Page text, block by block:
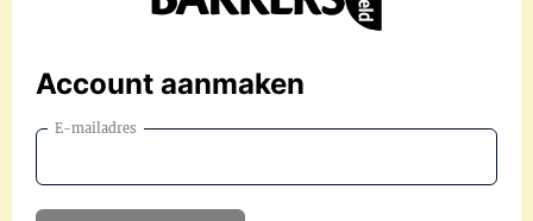
Account aanmaken
E-mailadres